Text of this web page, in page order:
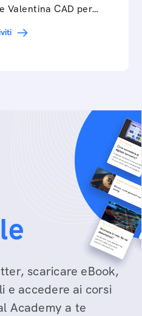
Valentina CAD per…
scaricare eBook,
e accedere ai corsi
Academy a te